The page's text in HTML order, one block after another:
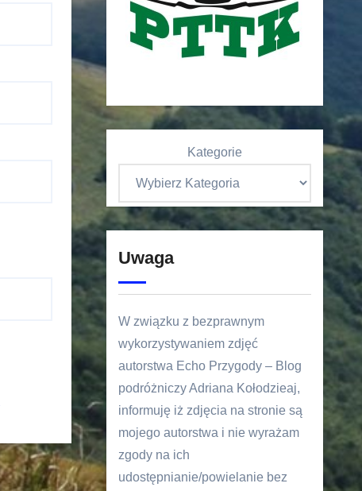
Kategorie
Uwaga
W związku z bezprawnym
wykorzystywaniem zdjęć
autorstwa Echo Przygody – Blog
podróżniczy Adriana Kołodzieaj,
informuję iż zdjęcia na stronie są
mojego autorstwa i nie wyrażam
zgody na ich
udostępnianie/powielanie bez